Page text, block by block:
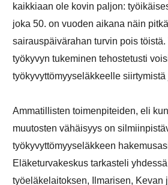
kaikkiaan ole kovin paljon:
joka 50. on vuoden aikana näin
sairauspäivärahan turvin pois töistä.
työkyvyn tukeminen tehostetusti
työkyvyttömyyseläkkeelle
Ammatillisten toimenpiteiden, eli
muutosten vähäisyys on
työkyvyttömyyseläkkeen
Eläketurvakeskus tarkasteli
työeläkelaitoksen, Ilmarisen, Kevan